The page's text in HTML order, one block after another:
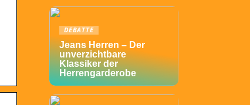
DEBATTE
Jeans Herren – Der
unverzichtbare
Klassiker der
Herrengarderobe